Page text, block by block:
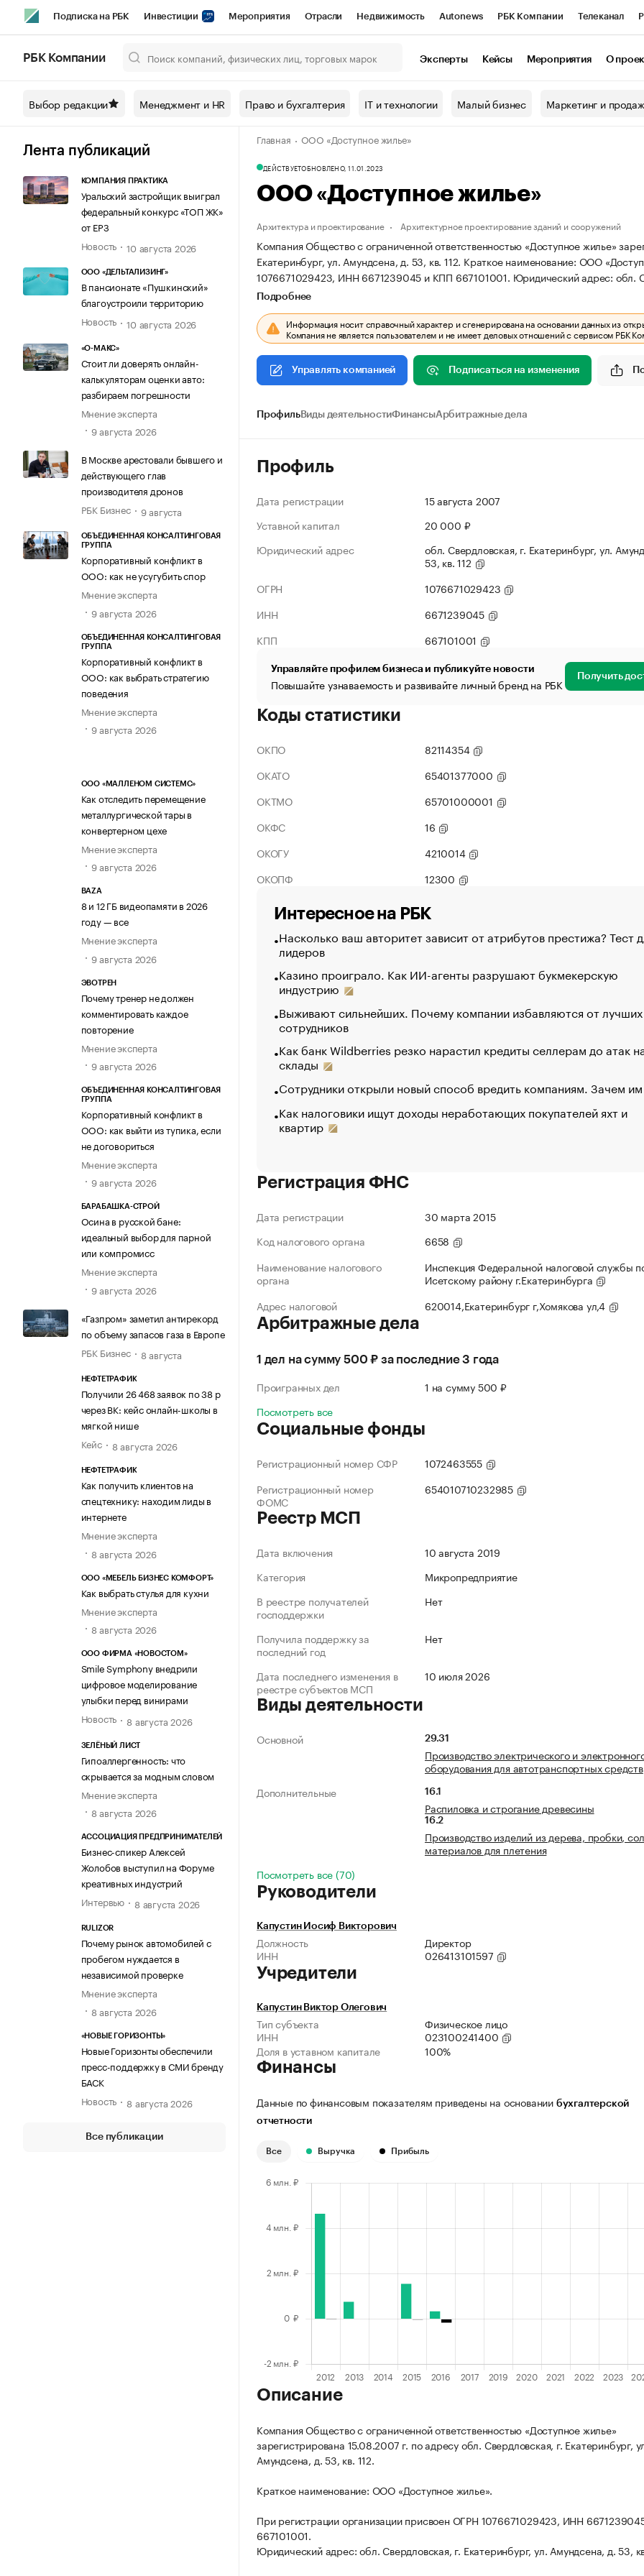
Подписка на РБК Инвестиции Мероприятия Отрасли Недвижимость Autonews РБК Компании Телеканал
Спецпроекты СПб Конференции СПб Спецпроекты Проверка контрагентов
Технологии и медиа Рынок наличной валюты
РБК Компании Эксперты Кейсы Мероприятия О
Выбор редакции Менеджмент и HR Право и бухгалтерия IT и технологии Малый бизнес Маркетинг и
Лента публикаций
КОМПАНИЯ ПРАКТИКА
Уральский застройщик выиграл
федеральный конкурс «ТОП ЖК»
от ЕРЗ
Новость
10 августа 2026
ООО «ДЕЛЬТАЛИЗИНГ»
В пансионате «Пушкинский»
благоустроили территорию
Новость
10 августа 2026
«О-МАКС»
Стоит ли доверять онлайн-
калькуляторам оценки авто:
разбираем погрешности
Мнение эксперта
9 августа 2026
В Москве арестовали бывшего и
действующего глав
производителя дронов
РБК Бизнес
9 августа
ОБЪЕДИНЕННАЯ КОНСАЛТИНГОВАЯ
ГРУППА
Корпоративный конфликт в
ООО: как не усугубить спор
Мнение эксперта
9 августа 2026
ОБЪЕДИНЕННАЯ КОНСАЛТИНГОВАЯ
ГРУППА
Корпоративный конфликт в
ООО: как выбрать стратегию
поведения
Мнение эксперта
9 августа 2026
ООО «МАЛЛЕНОМ СИСТЕМС»
Как отследить перемещение
металлургической тары в
конвертерном цехе
Мнение эксперта
9 августа 2026
BAZA
8 и 12 ГБ видеопамяти в 2026
году — все
Мнение эксперта
9 августа 2026
ЭВОТРЕН
Почему тренер не должен
комментировать каждое
повторение
Мнение эксперта
9 августа 2026
ОБЪЕДИНЕННАЯ КОНСАЛТИНГОВАЯ
ГРУППА
Корпоративный конфликт в
ООО: как выйти из тупика, если
не договориться
Мнение эксперта
9 августа 2026
БАРАБАШКА-СТРОЙ
Осина в русской бане:
идеальный выбор для парной
или компромисс
Мнение эксперта
9 августа 2026
«Газпром» заметил антирекорд
по объему запасов газа в Европе
РБК Бизнес
8 августа
НЕФТЕТРАФИК
Получили 26 468 заявок по 38 р
через ВК: кейс онлайн-школы в
мягкой нише
Кейс
8 августа 2026
НЕФТЕТРАФИК
Как получить клиентов на
спецтехнику: находим лиды в
интернете
Мнение эксперта
8 августа 2026
ООО «МЕБЕЛЬ БИЗНЕС КОМФОРТ»
Как выбрать стулья для кухни
Мнение эксперта
8 августа 2026
ООО ФИРМА «НОВОСТОМ»
Smile Symphony внедрили
цифровое моделирование
улыбки перед винирами
Новость
8 августа 2026
ЗЕЛЁНЫЙ ЛИСТ
Гипоаллергенность: что
скрывается за модным словом
Мнение эксперта
8 августа 2026
АССОЦИАЦИЯ ПРЕДПРИНИМАТЕЛЕЙ
Бизнес-спикер Алексей
Жолобов выступил на Форуме
креативных индустрий
Интервью
8 августа 2026
RULIZOR
Почему рынок автомобилей с
пробегом нуждается в
независимой проверке
Мнение эксперта
8 августа 2026
«НОВЫЕ ГОРИЗОНТЫ»
Новые Горизонты обеспечили
пресс-поддержку в СМИ бренду
БАСК
Новость
8 августа 2026
Все публикации
Главная ООО «Доступное жилье»
ДЕЙСТВУЕТОБНОВЛЕНО, 11.01.2023
ООО «Доступное жилье»
Архитектура и проектирование Архитектурное проектирование зданий и сооружений
Компания Общество с ограниченной ответственностью «Доступное жилье»
Екатеринбург, ул. Амундсена, д. 53, кв. 112. Краткое наименование: ООО
1076671029423, ИНН 6671239045 и КПП 667101001. Юридический адрес: обл.
Подробнее
Информация носит справочный характер и сгенерирована на основании данных из
Компания не является пользователем и не имеет деловых отношений с сервисом РБК
Управлять компанией Подписаться на изменения
ПрофильВиды деятельностиФинансыАрбитражные дела
Профиль
Дата регистрации
15 августа 2007
Уставной капитал
20 000 ₽
Юридический адрес
обл. Свердловская, г. Екатеринбург, ул.
53, кв. 112
ОГРН
1076671029423
ИНН
6671239045
КПП
667101001
Управляйте профилем бизнеса и публикуйте новости
Повышайте узнаваемость и развивайте личный бренд на РБК Получить
Коды статистики
ОКПО
82114354
ОКАТО
65401377000
ОКТМО
65701000001
ОКФС
16
ОКОГУ
4210014
ОКОПФ
12300
Интересное на РБК
Насколько ваш авторитет зависит от атрибутов престижа? Тест
лидеров
Казино проиграло. Как ИИ-агенты разрушают букмекерскую
индустрию
Выживают сильнейших. Почему компании избавляются от лучших
сотрудников
Как банк Wildberries резко нарастил кредиты селлерам до атак
склады
Сотрудники открыли новый способ вредить компаниям. Зачем
Как налоговики ищут доходы неработающих покупателей яхт и
квартир
Регистрация ФНС
Дата регистрации
30 марта 2015
Код налогового органа
6658
Наименование налогового
органа
Инспекция Федеральной налоговой службы
Исетскому району г.Екатеринбурга
Адрес налоговой
620014,Екатеринбург г,Хомякова ул,4
Арбитражные дела
1 дел на сумму 500 ₽ за последние 3 года
Проигранных дел
1 на сумму 500 ₽
Посмотреть все
Социальные фонды
Регистрационный номер СФР
1072463555
Регистрационный номер
ФОМС
654010710232985
Реестр МСП
Дата включения
10 августа 2019
Категория
Микропредприятие
В реестре получателей
господдержки
Нет
Получила поддержку за
последний год
Нет
Дата последнего изменения в
реестре субъектов МСП
10 июля 2026
Виды деятельности
Основной 29.31
Производство электрического и
оборудования для автотранспортных средств
Дополнительные
16.1
Распиловка и строгание древесины
16.2
Производство изделий из дерева, пробки,
материалов для плетения
Посмотреть все (70)
Руководители
Капустин Иосиф Викторович
Должность
Директор
ИНН
026413101597
Учредители
Капустин Виктор Олегович
Тип субъекта
Физическое лицо
ИНН
023100241400
Доля в уставном капитале
100%
Финансы
Данные по финансовым показателям приведены на основании бухгалтерской
отчетности
Все Выручка Прибыль
Описание
Компания Общество с ограниченной ответственностью «Доступное жилье»
зарегистрирована 15.08.2007 г. по адресу обл. Свердловская, г. Екатеринбург,
Амундсена, д. 53, кв. 112.
Краткое наименование: ООО «Доступное жилье».
При регистрации организации присвоен ОГРН 1076671029423, ИНН
667101001.
Юридический адрес: обл. Свердловская, г. Екатеринбург, ул. Амундсена, д. 53,